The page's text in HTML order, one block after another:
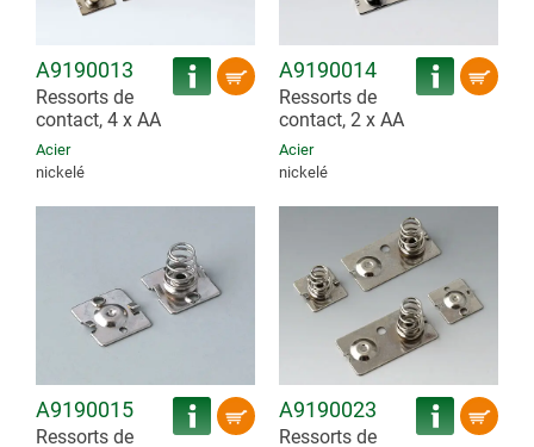
A9190013
Ressorts de
contact, 4 x AA
Acier
nickelé
A9190014
Ressorts de
contact, 2 x AA
Acier
nickelé
A9190015
Ressorts de
A9190023
Ressorts de